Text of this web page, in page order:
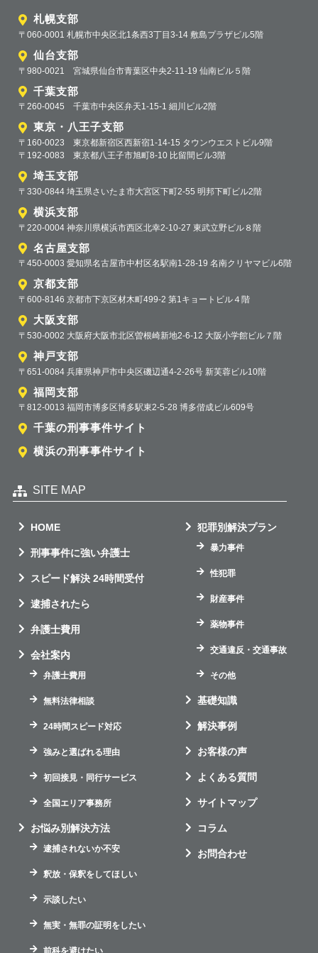
札幌支部
〒060-0001 札幌市中央区北1条西3丁目3-14 敷島プラザビル5階
仙台支部
〒980-0021 宮城県仙台市青葉区中央2-11-19 仙南ビル５階
千葉支部
〒260-0045 千葉市中央区弁天1-15-1 細川ビル2階
東京・八王子支部
〒160-0023 東京都新宿区西新宿1-14-15 タウンウエストビル9階
〒192-0083 東京都八王子市旭町8-10 比留間ビル3階
埼玉支部
〒330-0844 埼玉県さいたま市大宮区下町2-55 明邦下町ビル2階
横浜支部
〒220-0004 神奈川県横浜市西区北幸2-10-27 東武立野ビル８階
名古屋支部
〒450-0003 愛知県名古屋市中村区名駅南1-28-19 名南クリヤマビル6階
京都支部
〒600-8146 京都市下京区材木町499-2 第1キョートビル４階
大阪支部
〒530-0002 大阪府大阪市北区曽根崎新地2-6-12 大阪小学館ビル７階
神戸支部
〒651-0084 兵庫県神戸市中央区磯辺通4-2-26号 新芙蓉ビル10階
福岡支部
〒812-0013 福岡市博多区博多駅東2-5-28 博多偕成ビル609号
千葉の刑事事件サイト
横浜の刑事事件サイト
SITE MAP
HOME
刑事事件に強い弁護士
スピード解決 24時間受付
逮捕されたら
弁護士費用
会社案内
弁護士費用
無料法律相談
24時間スピード対応
強みと選ばれる理由
初回接見・同行サービス
全国エリア事務所
お悩み別解決方法
逮捕されないか不安
釈放・保釈をしてほしい
示談したい
無実・無罪の証明をしたい
前科を避けたい
犯罪別解決プラン
暴力事件
性犯罪
財産事件
薬物事件
交通違反・交通事故
その他
基礎知識
解決事例
お客様の声
よくある質問
サイトマップ
コラム
お問合わせ